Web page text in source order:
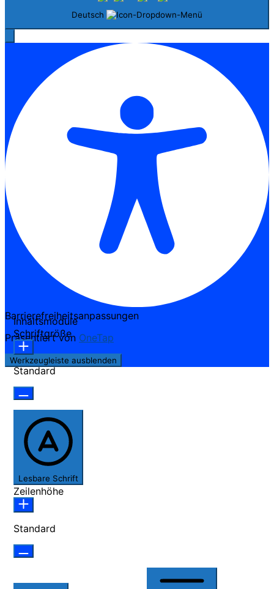
Deutsch
Barrierefreiheitsanpassungen
Präsentiert von OneTap
Werkzeugleiste ausblenden
Inhaltsmodule
Schriftgröße
Standard
Lesbare Schrift
Zeilenhöhe
Standard